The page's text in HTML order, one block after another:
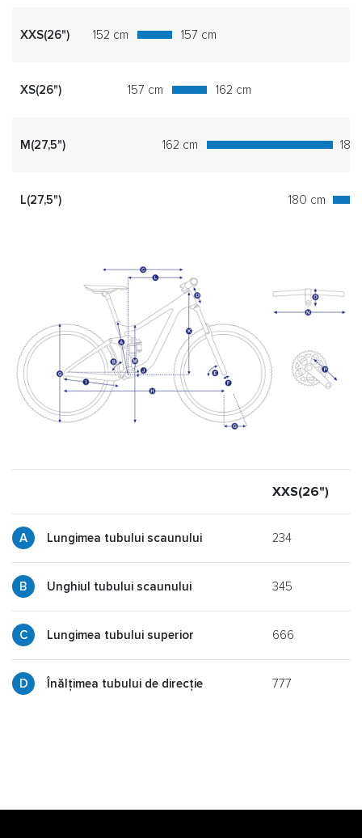
XXS(26") 152 cm 157 cm
XS(26") 157 cm 162 cm
M(27,5") 162 cm 180
L(27,5") 180 cm
XXS(26")
Lungimea tubului scaunului 234
Unghiul tubului scaunului 345
Lungimea tubului superior 666
Înălțimea tubului de direcție 777